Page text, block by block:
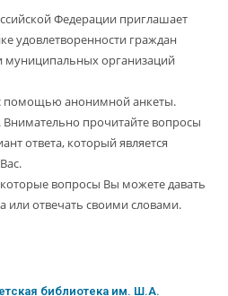
Федерации приглашает
удовлетворенности граждан
муниципальных организаций
помощью анонимной анкеты.
Внимательно прочитайте вопросы
ответа, который является
вопросы Вы можете давать
или отвечать своими словами.
библиотека им. Ш.А.